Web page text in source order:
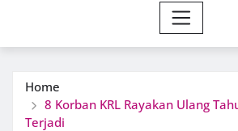
Home
8 Korban KRL Rayakan Ulang
Terjadi